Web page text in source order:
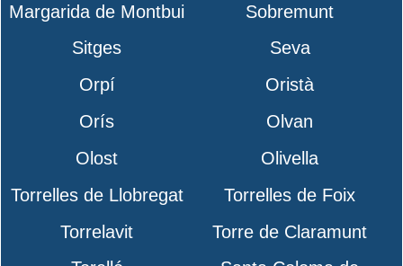
Margarida de Montbui
Sobremunt
Sitges
Seva
Orpí
Oristà
Orís
Olvan
Olost
Olivella
Torrelles de Llobregat
Torrelles de Foix
Torrelavit
Torre de Claramunt